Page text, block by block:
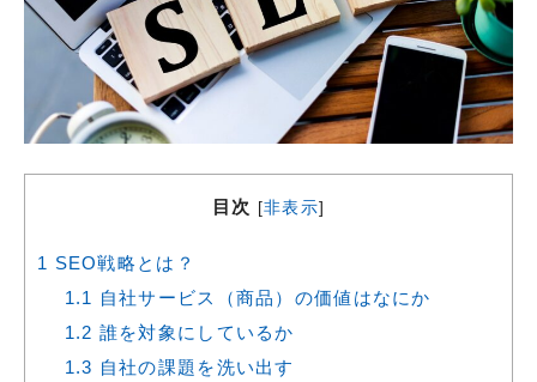
目次 [非表示]
1 SEO戦略とは？
1.1 自社サービス（商品）の価値はなにか
1.2 誰を対象にしているか
1.3 自社の課題を洗い出す